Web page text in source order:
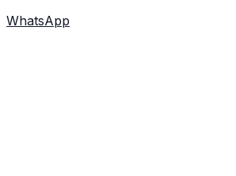
WhatsApp